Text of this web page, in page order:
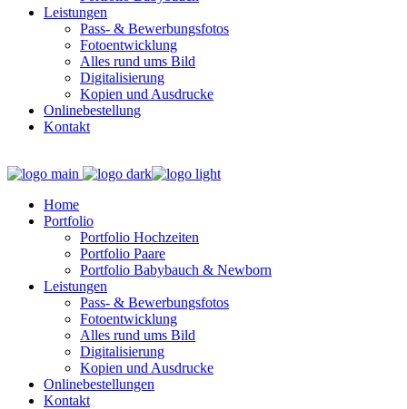
Leistungen
Pass- & Bewerbungsfotos
Fotoentwicklung
Alles rund ums Bild
Digitalisierung
Kopien und Ausdrucke
Onlinebestellung
Kontakt
Home
Portfolio
Portfolio Hochzeiten
Portfolio Paare
Portfolio Babybauch & Newborn
Leistungen
Pass- & Bewerbungsfotos
Fotoentwicklung
Alles rund ums Bild
Digitalisierung
Kopien und Ausdrucke
Onlinebestellungen
Kontakt